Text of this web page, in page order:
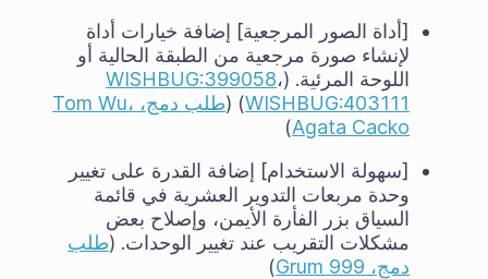
[أداة الصور المرجعية] إضافة خيارات أداة
لإنشاء صورة مرجعية من الطبقة الحالية أو
اللوحة المرئية. ( WISHBUG:399058،
WISHBUG:403111
) (
طلب دمج، Tom Wu،
Agata Cacko
)
[سهولة الاستخدام] إضافة القدرة على تغيير
وحدة مربعات التدوير العشرية في قائمة
السياق بزر الفأرة الأيمن، وإصلاح بعض
مشكلات التقريب عند تغيير الوحدات. (طلب
دمج، Grum 999
)